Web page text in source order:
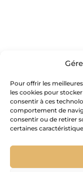
Pour offrir les
les cookies pour
consentir à ces
comportement de
consentir ou de retirer
certaines